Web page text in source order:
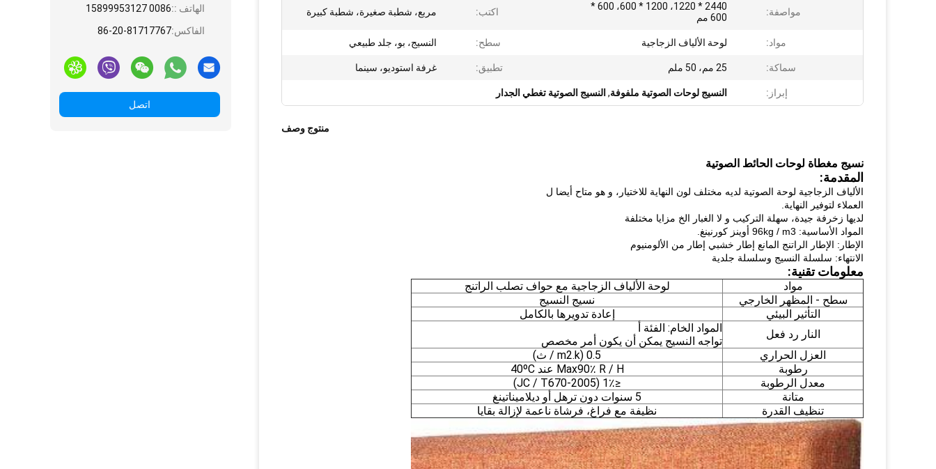
الهاتف ::0086 15899953127
الفاكس:86-20-81717767
اتصل
مواصفة:
2440 * 1220، 1200 * 600، 600 *
600 مم
اكتب: مربع، شطبة صغيرة، شطبة كبيرة
مواد: لوحة الألياف الزجاجية سطح: النسيج، بو، جلد طبيعي
سماكة: 25 مم، 50 ملم تطبيق: غرفة استوديو، سينما
إبراز: النسيج لوحات الصوتية ملفوفة, النسيج الصوتية تغطي الجدار
منتوج وصف
نسيج مغطاة لوحات الحائط الصوتية
المقدمة:
الألياف الزجاجية لوحة الصوتية لديه مختلف لون النهاية للاختيار، و هو متاح أيضا ل
العملاء لتوفير النهاية.
لديها زخرفة جيدة، سهلة التركيب و لا الغبار الخ مزايا مختلفة
المواد الأساسية: 96kg / m3 أوينز كورنينغ.
الإطار: الإطار الراتنج المانع إطار خشبي إطار من الألومنيوم
الانتهاء: سلسلة النسيج وسلسلة جلدية
معلومات تقنية:
مواد
لوحة الألياف الزجاجية مع حواف تصلب الراتنج
سطح - المظهر الخارجي
نسيج النسيج
التأثير البيئي
إعادة تدويرها بالكامل
النار رد فعل
المواد الخام: الفئة أ
تواجه النسيج يمكن أن يكون أمر مخصص
العزل الحراري
0.5 (m2.k / ث)
رطوبة
Max90٪ R / H عند 40ºC
معدل الرطوبة
≤1٪ (JC / T670-2005)
متانة
5 سنوات دون ترهل أو ديلاميناتينغ
تنظيف القدرة
نظيفة مع فراغ، فرشاة ناعمة لإزالة بقايا